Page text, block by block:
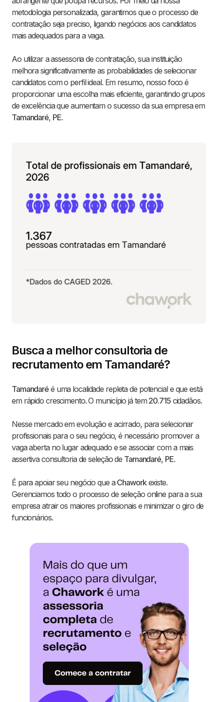
metodologia personalizada, garantimos que o processo de
contratação seja preciso, ligando negócios aos candidatos
mais adequados para a vaga.
Ao utilizar a assessoria de contratação, sua instituição
melhora significativamente as probabilidades de selecionar
candidatos com o perfil ideal. Em resumo, nosso foco é
proporcionar uma escolha mais eficiente, garantindo grupos
de excelência que aumentam o sucesso da sua empresa em
Tamandaré, PE.
Busca a melhor consultoria de
recrutamento em Tamandaré?
Tamandaré é uma localidade repleta de potencial e que está
em rápido crescimento. O município já tem 20.715cidadãos.
Nesse mercado em evolução e acirrado, para selecionar
profissionais para o seu negócio, é necessário promover a
vaga aberta no lugar adequado e se associar com a mais
assertiva consultoria de seleção de Tamandaré, PE.
É para apoiar seu negócio que a Chaworkexiste.
Gerenciamos todo o processo de seleção online para a sua
empresa atrair os maiores profissionais e minimizar o giro de
funcionários.